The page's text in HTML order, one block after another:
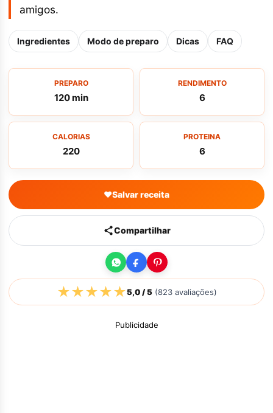
amigos.
Ingredientes Modo de preparo Dicas FAQ
PREPARO
120 min
RENDIMENTO
6
CALORIAS
220
PROTEINA
6
♥Salvar receita
Compartilhar
★★★★★5,0/ 5(823avaliações)
Publicidade